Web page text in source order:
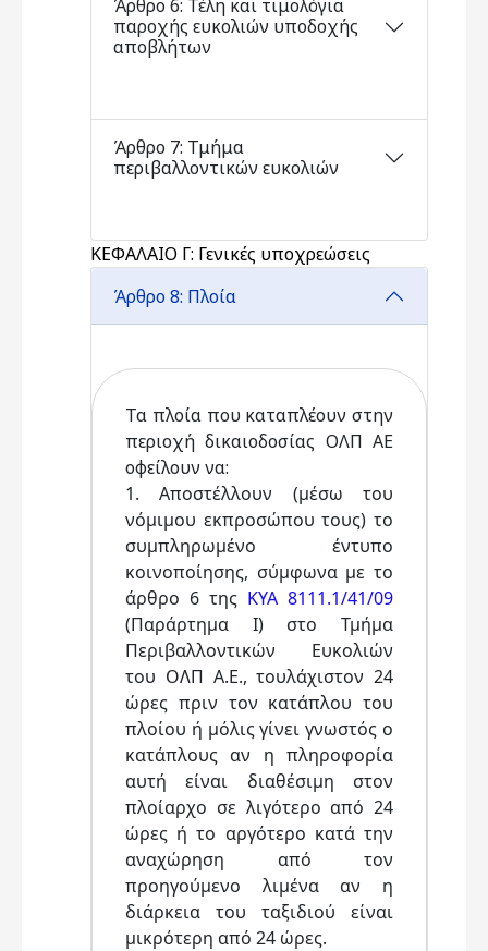
Άρθρο 6: Τέλη και τιμολόγια
παροχής ευκολιών υποδοχής
αποβλήτων
Άρθρο 7: Τμήμα
περιβαλλοντικών ευκολιών
ΚΕΦΑΛΑΙΟ Γ: Γενικές υποχρεώσεις
Άρθρο 8: Πλοία
Τα πλοία που καταπλέουν στην
περιοχή δικαιοδοσίας ΟΛΠ ΑΕ
οφείλουν να:
1. Αποστέλλουν (μέσω του
νόμιμου εκπροσώπου τους) το
συμπληρωμένο έντυπο
κοινοποίησης, σύμφωνα με το
άρθρο 6 της ΚΥΑ 8111.1/41/09
(Παράρτημα Ι) στο Τμήμα
Περιβαλλοντικών Ευκολιών
του ΟΛΠ Α.Ε., τουλάχιστον 24
ώρες πριν τον κατάπλου του
πλοίου ή μόλις γίνει γνωστός ο
κατάπλους αν η πληροφορία
αυτή είναι διαθέσιμη στον
πλοίαρχο σε λιγότερο από 24
ώρες ή το αργότερο κατά την
αναχώρηση από τον
προηγούμενο λιμένα αν η
διάρκεια του ταξιδιού είναι
μικρότερη από 24 ώρες.